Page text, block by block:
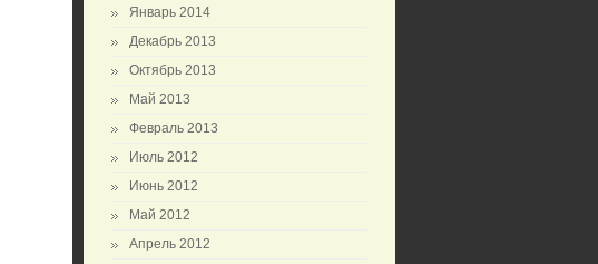
Январь 2014
Декабрь 2013
Октябрь 2013
Май 2013
Февраль 2013
Июль 2012
Июнь 2012
Май 2012
Апрель 2012